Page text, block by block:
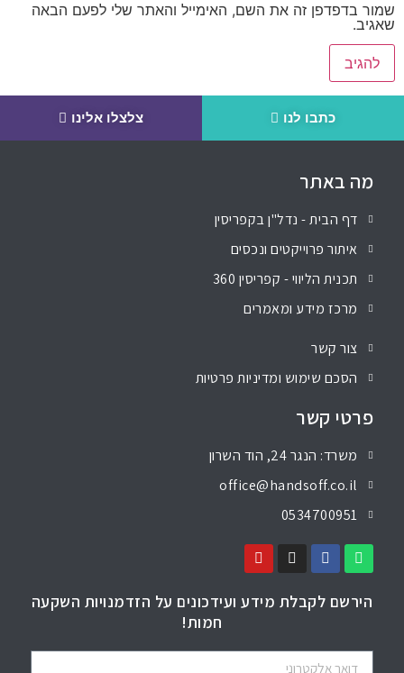
שמור בדפדפן זה את השם, האימייל והאתר שלי לפעם הבאה
שאגיב.
כתבו לנו צלצלו אלינו
מה באתר
דף הבית - נדל"ן בקפריסין
איתור פרוייקטים ונכסים
תכנית הליווי - קפריסין 360
מרכז מידע ומאמרים
צור קשר
הסכם שימוש ומדיניות פרטיות
פרטי קשר
משרד: הנגר 24, הוד השרון
office@handsoff.co.il
0534700951
הירשם לקבלת מידע ועידכונים על הזדמנויות השקעה
חמות!